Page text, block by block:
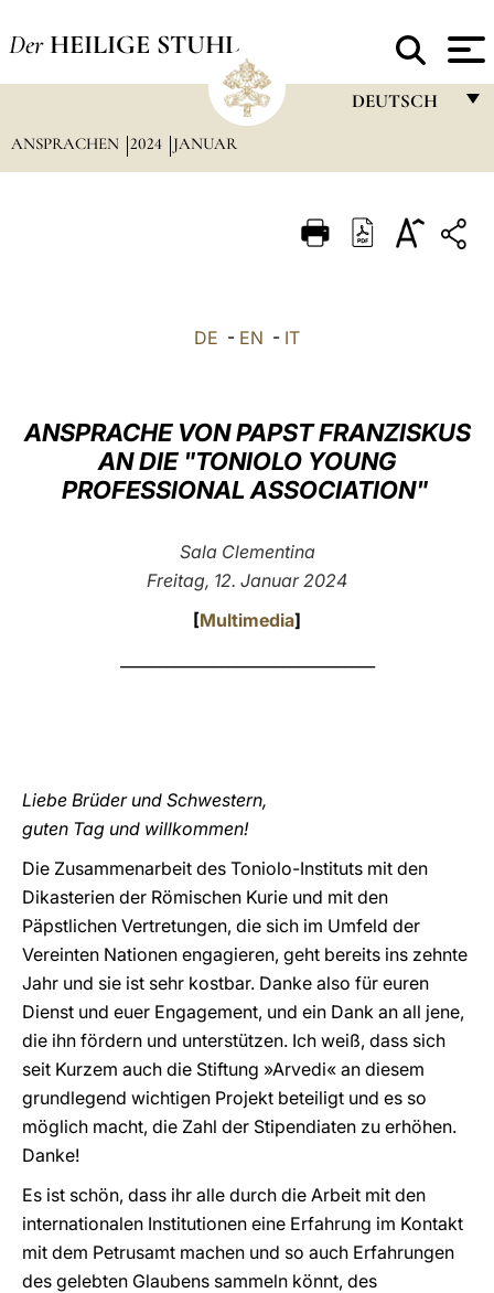
Der HEILIGE STUHL
DEUTSCH
ITALIANO
العربيّة
中文
ANSPRACHEN 2024 JANUAR
DE - EN - IT
ANSPRACHE VON PAPST FRANZISKUS
AN DIE "TONIOLO YOUNG
PROFESSIONAL ASSOCIATION"
Sala Clementina
Freitag, 12. Januar 2024
[Multimedia]
Liebe Brüder und Schwestern,
guten Tag und willkommen!
Die Zusammenarbeit des Toniolo-Instituts mit den
Dikasterien der Römischen Kurie und mit den
Päpstlichen Vertretungen, die sich im Umfeld der
Vereinten Nationen engagieren, geht bereits ins zehnte
Jahr und sie ist sehr kostbar. Danke also für euren
Dienst und euer Engagement, und ein Dank an all jene,
die ihn fördern und unterstützen. Ich weiß, dass sich
seit Kurzem auch die Stiftung »Arvedi« an diesem
grundlegend wichtigen Projekt beteiligt und es so
möglich macht, die Zahl der Stipendiaten zu erhöhen.
Danke!
Es ist schön, dass ihr alle durch die Arbeit mit den
internationalen Institutionen eine Erfahrung im Kontakt
mit dem Petrusamt machen und so auch Erfahrungen
des gelebten Glaubens sammeln könnt, des